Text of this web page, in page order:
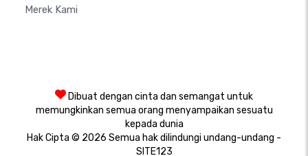
Merek Kami
Dibuat dengan cinta dan semangat untuk
memungkinkan semua orang menyampaikan sesuatu
kepada dunia
Hak Cipta © 2026 Semua hak dilindungi undang-undang -
SITE123